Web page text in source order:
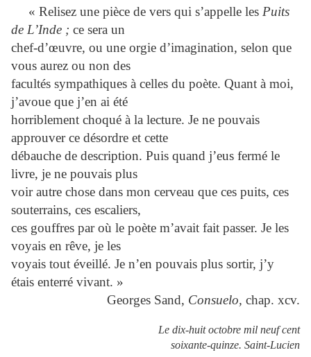
« Relisez une pièce de vers qui s’appelle les Puits
de L’Inde ; ce sera un
chef-d’œuvre, ou une orgie d’imagination, selon que
vous aurez ou non des
facultés sympathiques à celles du poète. Quant à moi,
j’avoue que j’en ai été
horriblement choqué à la lecture. Je ne pouvais
approuver ce désordre et cette
débauche de description. Puis quand j’eus fermé le
livre, je ne pouvais plus
voir autre chose dans mon cerveau que ces puits, ces
souterrains, ces escaliers,
ces gouffres par où le poète m’avait fait passer. Je les
voyais en rêve, je les
voyais tout éveillé. Je n’en pouvais plus sortir, j’y
étais enterré vivant. »
Georges Sand, Consuelo, chap. xcv.
Le dix-huit octobre mil neuf cent
soixante-quinze. Saint-Lucien